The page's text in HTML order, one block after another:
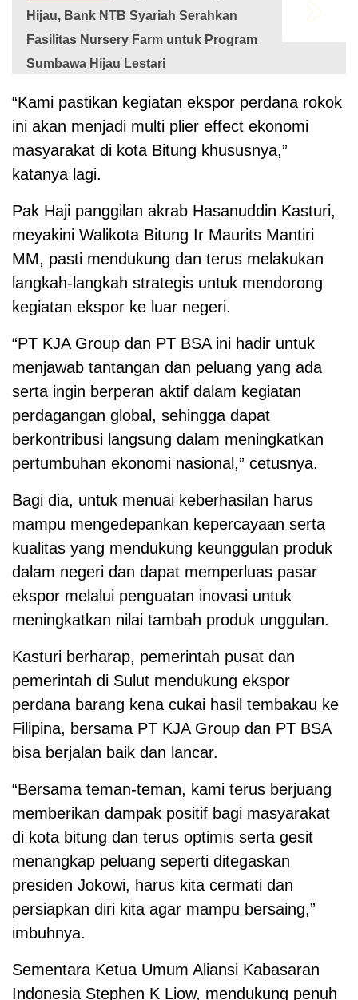
Hijau, Bank NTB Syariah Serahkan
Fasilitas Nursery Farm untuk Program
Sumbawa Hijau Lestari
“Kami pastikan kegiatan ekspor perdana rokok
ini akan menjadi multi plier effect ekonomi
masyarakat di kota Bitung khususnya,”
katanya lagi.
Pak Haji panggilan akrab Hasanuddin Kasturi,
meyakini Walikota Bitung Ir Maurits Mantiri
MM, pasti mendukung dan terus melakukan
langkah-langkah strategis untuk mendorong
kegiatan ekspor ke luar negeri.
“PT KJA Group dan PT BSA ini hadir untuk
menjawab tantangan dan peluang yang ada
serta ingin berperan aktif dalam kegiatan
perdagangan global, sehingga dapat
berkontribusi langsung dalam meningkatkan
pertumbuhan ekonomi nasional,” cetusnya.
Bagi dia, untuk menuai keberhasilan harus
mampu mengedepankan kepercayaan serta
kualitas yang mendukung keunggulan produk
dalam negeri dan dapat memperluas pasar
ekspor melalui penguatan inovasi untuk
meningkatkan nilai tambah produk unggulan.
Kasturi berharap, pemerintah pusat dan
pemerintah di Sulut mendukung ekspor
perdana barang kena cukai hasil tembakau ke
Filipina, bersama PT KJA Group dan PT BSA
bisa berjalan baik dan lancar.
“Bersama teman-teman, kami terus berjuang
memberikan dampak positif bagi masyarakat
di kota bitung dan terus optimis serta gesit
menangkap peluang seperti ditegaskan
presiden Jokowi, harus kita cermati dan
persiapkan diri kita agar mampu bersaing,”
imbuhnya.
Sementara Ketua Umum Aliansi Kabasaran
Indonesia Stephen K Liow, mendukung penuh